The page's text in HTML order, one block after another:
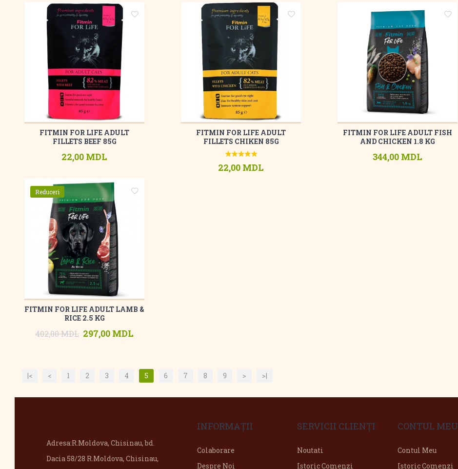
FITMIN FOR LIFE ADULT
FILLETS BEEF 85G
22,00 MDL
FITMIN FOR LIFE ADULT
FILLETS CHIKEN 85G
22,00 MDL
FITMIN FOR LIFE ADULT FISH
AND CHICKEN 1.8 KG
344,00 MDL
Reduceri
FITMIN FOR LIFE ADULT LAMB &
RICE 2.5 KG
402,00 MDL 297,00 MDL
|< < 1 2 3 4 5 6 7 8 9 > >|
Adresa:R.Moldova, Chisinau, bd.
Dacia 58/28 R.Moldova, Chisinau,
INFORMAŢII
Colaborare
Despre Noi
SERVICII CLIENŢI
Noutati
Istoric Comenzi
CONTUL MEU
Contul Meu
Istoric Comenzi